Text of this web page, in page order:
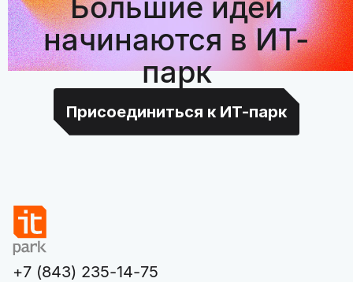
начинаются в ИТ-
парк
Присоединиться к ИТ-парк
+7 (843) 235-14-75